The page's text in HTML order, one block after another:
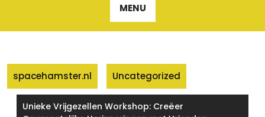
MENU
spacehamster.nl Uncategorized
Unieke Vrijgezellen Workshop: Creëer